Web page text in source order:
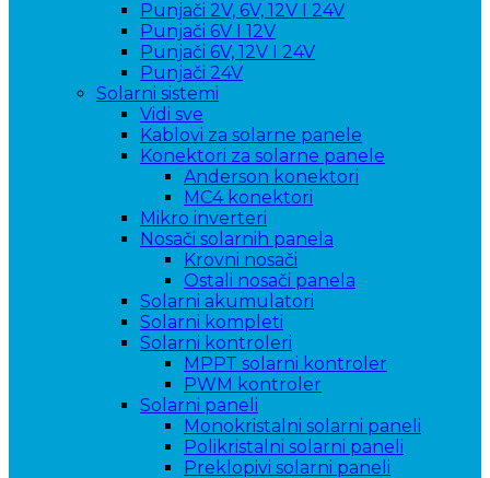
Punjači 2V, 6V, 12V I 24V
Punjači 6V I 12V
Punjači 6V, 12V I 24V
Punjači 24V
Solarni sistemi
Vidi sve
Kablovi za solarne panele
Konektori za solarne panele
Anderson konektori
MC4 konektori
Mikro inverteri
Nosači solarnih panela
Krovni nosači
Ostali nosači panela
Solarni akumulatori
Solarni kompleti
Solarni kontroleri
MPPT solarni kontroler
PWM kontroler
Solarni paneli
Monokristalni solarni paneli
Polikristalni solarni paneli
Preklopivi solarni paneli